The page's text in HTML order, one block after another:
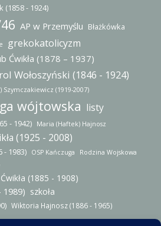
(1858 - 1924)
AP w Przemyślu Błażkówka
grekokatolicyzm
Ćwikła (1878 – 1937)
Wołoszyński (1846 - 1924)
(1919-2007)
wójtowska listy
- 1942) Maria (Haftek) Hajnosz
(1925 - 2008)
- 1983) OSP Kańczuga Rodzina Wojskowa
(1885 - 1908)
1989) szkoła
Wiktoria Hajnosz (1886 - 1965)